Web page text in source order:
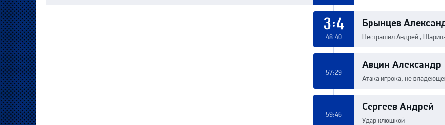
Брынцев
Нестрашил Андрей ,
3:4
48:40
Авцин Александр
Атака игрока, не
57:29
Сергеев Андрей
Удар клюшкой
59:46